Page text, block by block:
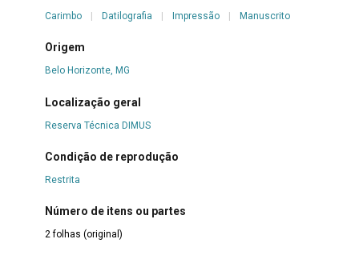
Carimbo | Datilografia | Impressão | Manuscrito
Origem
Belo Horizonte, MG
Localização geral
Reserva Técnica DIMUS
Condição de reprodução
Restrita
Número de itens ou partes
2 folhas (original)